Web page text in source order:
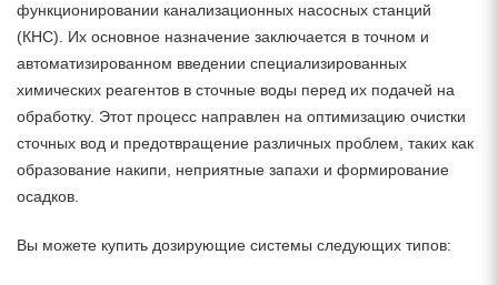
функционировании канализационных насосных станций
(КНС). Их основное назначение заключается в точном и
автоматизированном введении специализированных
химических реагентов в сточные воды перед их подачей на
обработку. Этот процесс направлен на оптимизацию очистки
сточных вод и предотвращение различных проблем, таких как
образование накипи, неприятные запахи и формирование
осадков.
Вы можете купить дозирующие системы следующих типов: